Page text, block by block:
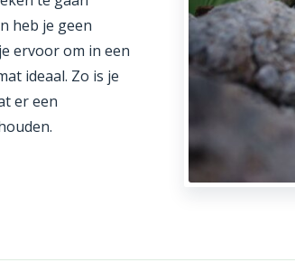
heb je geen
ervoor om in een
ideaal. Zo is je
er een